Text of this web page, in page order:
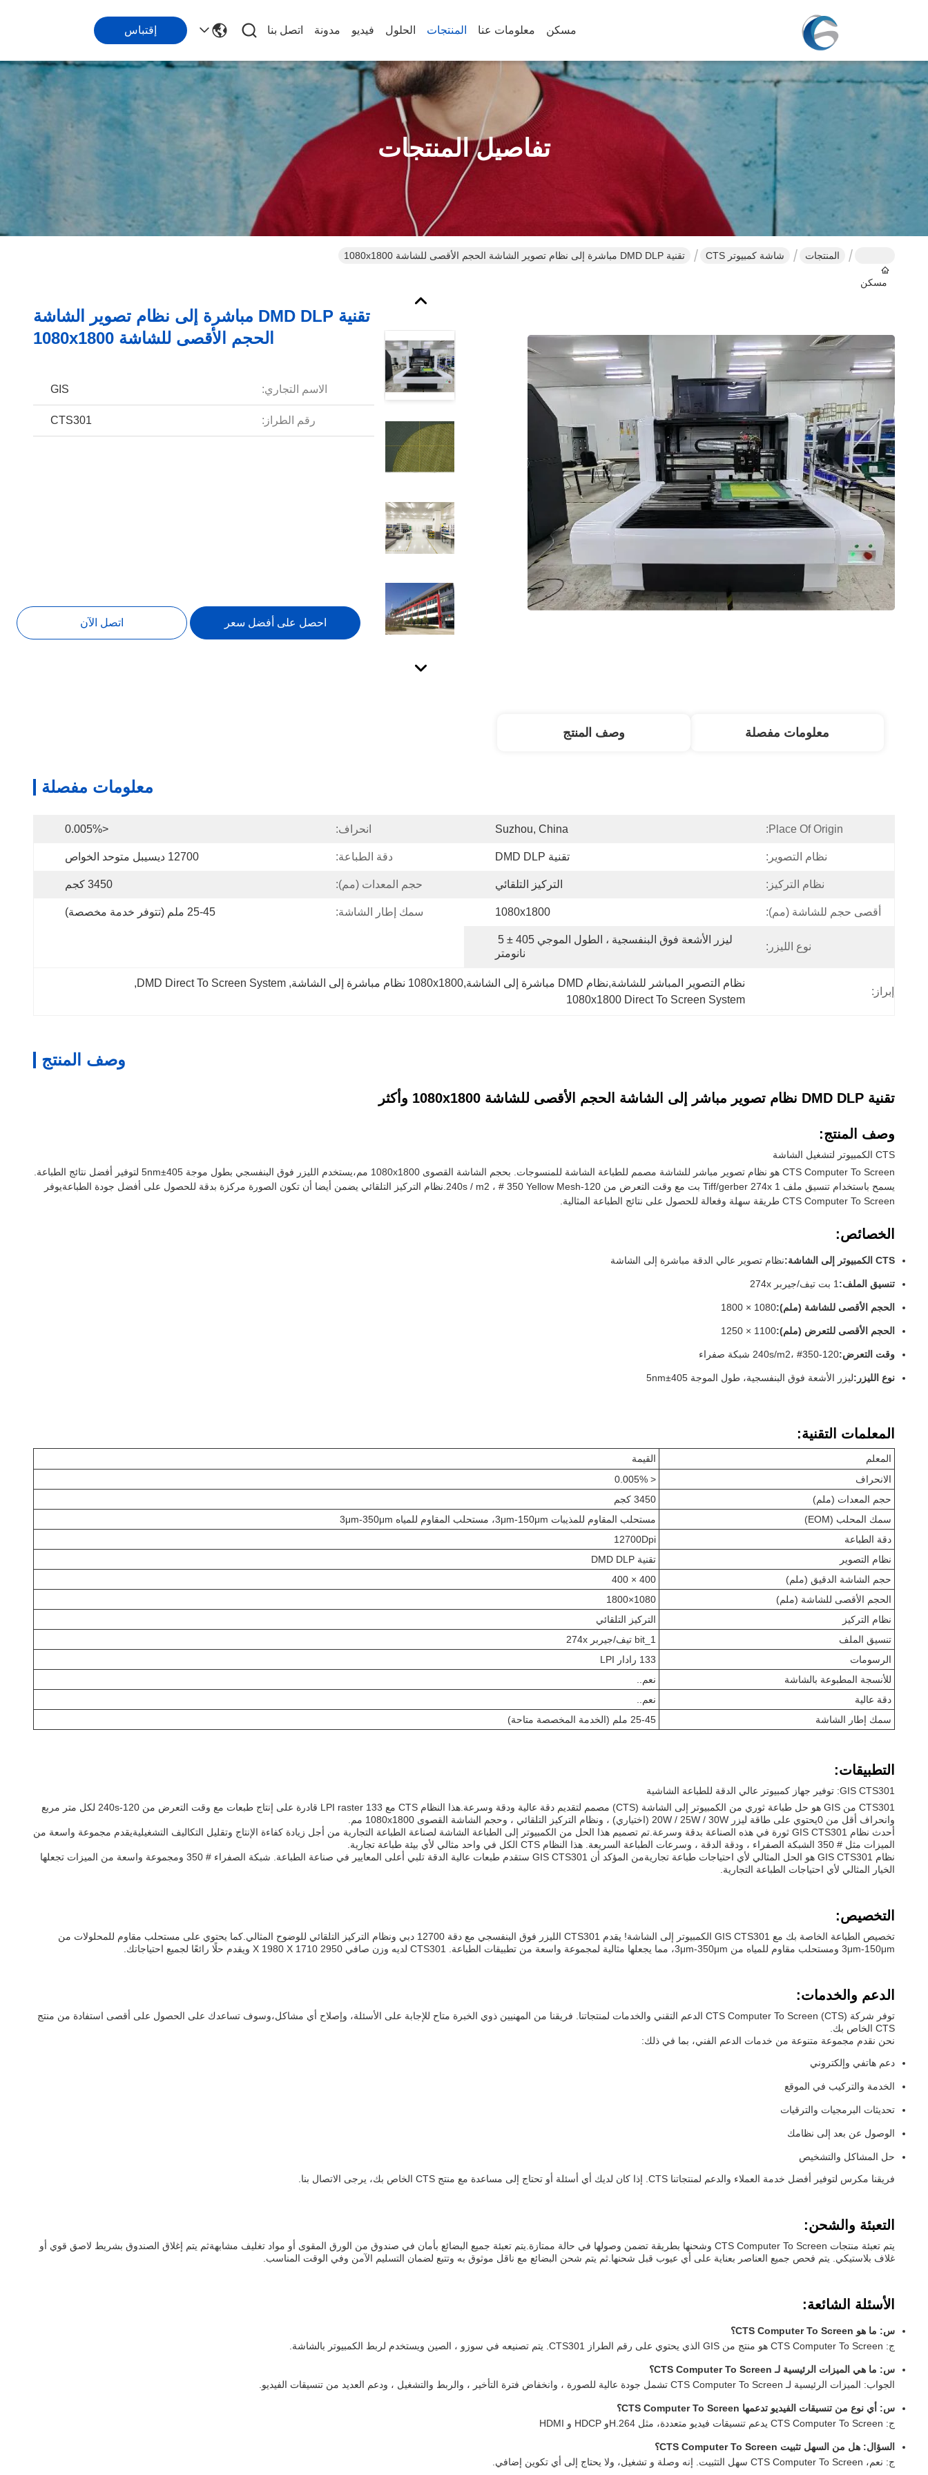
مسكن معلومات عنا المنتجات الحلول فيديو مدونة اتصل بنا إقتباس
تفاصيل المنتجات
مسكن
المنتجات شاشة كمبيوتر CTS تقنية DMD DLP مباشرة إلى نظام تصوير الشاشة الحجم الأقصى للشاشة 1080x1800
تقنية DMD DLP مباشرة إلى نظام تصوير الشاشة
الحجم الأقصى للشاشة 1080x1800
الاسم التجاري: GIS
رقم الطراز: CTS301
احصل على أفضل سعر اتصل الآن
معلومات مفصلة وصف المنتج
معلومات مفصلة
Place Of Origin:
Suzhou, China انحراف: <0.005%
نظام التصوير: تقنية DMD DLP دقة الطباعة: 12700 ديسيبل متوحد الخواص
نظام التركيز: التركيز التلقائي حجم المعدات (مم): 3450 كجم
أقصى حجم للشاشة (مم): 1080x1800 سمك إطار الشاشة: 25-45 ملم (تتوفر خدمة مخصصة)
نوع الليزر:
نانومتر
إبراز:
نظام التصوير المباشر للشاشة,نظام DMD مباشرة إلى الشاشة,1080x1800 نظام مباشرة إلى الشاشة ,
DMD Direct To Screen System
,
1080x1800 Direct To Screen System
وصف المنتج
تقنية DMD DLP نظام تصوير مباشر إلى الشاشة الحجم الأقصى للشاشة 1080x1800 وأكثر
وصف المنتج:
CTS الكمبيوتر لتشغيل الشاشة
CTS Computer To Screen هو نظام تصوير مباشر للشاشة مصمم للطباعة الشاشة للمنسوجات. بحجم الشاشة القصوى 1080x1800 مم،يستخدم الليزر فوق البنفسجي بطول موجة 405±5nm لتوفير أفضل نتائج الطباعة.
يسمح باستخدام تنسيق ملف Tiff/gerber 274x 1 بت مع وقت التعرض من 120-240s / m2 ، # 350 Yellow Mesh.نظام التركيز التلقائي يضمن أيضا أن تكون الصورة مركزة بدقة للحصول على أفضل جودة الطباعةيوفر
CTS Computer To Screen طريقة سهلة وفعالة للحصول على نتائج الطباعة المثالية.
الخصائص:
CTS الكمبيوتر إلى الشاشة: نظام تصوير عالي الدقة مباشرة إلى الشاشة
تنسيق الملف: 1 بت تيف/جيربر 274x
الحجم الأقصى للشاشة (ملم):1080 × 1800
الحجم الأقصى للتعرض (ملم):1100 × 1250
وقت التعرض:120-240s/m2، #350 شبكة صفراء
نوع الليزر:ليزر الأشعة فوق البنفسجية، طول الموجة 405±5nm
المعلمات التقنية:
المعلم
القيمة
الانحراف
< 0.005%
حجم المعدات (ملم)
3450 كجم
سمك المحلب (EOM)
مستحلب المقاوم للمذيبات 3μm-150μm، مستحلب المقاوم للمياه 3μm-350μm
دقة الطباعة
12700Dpi
نظام التصوير
تقنية DMD DLP
حجم الشاشة الدقيق (ملم)
400 × 400
الحجم الأقصى للشاشة (ملم)
1080×1800
نظام التركيز
التركيز التلقائي
تنسيق الملف
1_bit تيف/جيربر 274x
الرسومات
133 رادار LPI
للأنسجة المطبوعة بالشاشة
نعم..
دقة عالية
نعم..
سمك إطار الشاشة
25-45 ملم (الخدمة المخصصة متاحة)
التطبيقات:
GIS CTS301: توفير جهاز كمبيوتر عالي الدقة للطباعة الشاشية
CTS301 من GIS هو حل طباعة ثوري من الكمبيوتر إلى الشاشة (CTS) مصمم لتقديم دقة عالية ودقة وسرعة.هذا النظام CTS مع 133 LPI raster قادرة على إنتاج طبعات مع وقت التعرض من 120-240s لكل متر مربع
وانحراف أقل من 0يحتوي على طاقة ليزر 20W / 25W / 30W (اختياري) ، ونظام التركيز التلقائي ، وحجم الشاشة القصوى 1080x1800 مم.
أحدث نظام GIS CTS301 ثورة في هذه الصناعة بدقة وسرعة.تم تصميم هذا الحل من الكمبيوتر إلى الطباعة الشاشة لصناعة الطباعة التجارية من أجل زيادة كفاءة الإنتاج وتقليل التكاليف التشغيليةيقدم مجموعة واسعة من
الميزات مثل # 350 الشبكة الصفراء ، ودقة الدقة ، وسرعات الطباعة السريعة. هذا النظام CTS الكل في واحد مثالي لأي بيئة طباعة تجارية.
نظام GIS CTS301 هو الحل المثالي لأي احتياجات طباعة تجاريةمن المؤكد أن GIS CTS301 ستقدم طبعات عالية الدقة تلبي أعلى المعايير في صناعة الطباعة. شبكة الصفراء # 350 ومجموعة واسعة من الميزات تجعلها
الخيار المثالي لأي احتياجات الطباعة التجارية.
التخصيص:
تخصيص الطباعة الخاصة بك مع GIS CTS301 الكمبيوتر إلى الشاشة! يقدم CTS301 الليزر فوق البنفسجي مع دقة 12700 دبي ونظام التركيز التلقائي للوضوح المثالي.كما يحتوي على مستحلب مقاوم للمحلولات من
3μm-150μm ومستحلب مقاوم للمياه من 3μm-350μm، مما يجعلها مثالية لمجموعة واسعة من تطبيقات الطباعة. CTS301 لديه وزن صافي 2950 X 1980 X 1710 ويقدم حلًا رائعًا لجميع احتياجاتك.
الدعم والخدمات:
توفر شركة CTS Computer To Screen (CTS) الدعم التقني والخدمات لمنتجاتنا. فريقنا من المهنيين ذوي الخبرة متاح للإجابة على الأسئلة، وإصلاح أي مشاكل،وسوف تساعدك على الحصول على أقصى استفادة من منتج
CTS الخاص بك.
نحن نقدم مجموعة متنوعة من خدمات الدعم الفني، بما في ذلك:
دعم هاتفي وإلكتروني
الخدمة والتركيب في الموقع
تحديثات البرمجيات والترقيات
الوصول عن بعد إلى نظامك
حل المشاكل والتشخيص
فريقنا مكرس لتوفير أفضل خدمة العملاء والدعم لمنتجاتنا CTS. إذا كان لديك أي أسئلة أو تحتاج إلى مساعدة مع منتج CTS الخاص بك، يرجى الاتصال بنا.
التعبئة والشحن:
يتم تعبئة منتجات CTS Computer To Screen وشحنها بطريقة تضمن وصولها في حالة ممتازة.يتم تعبئة جميع البضائع بأمان في صندوق من الورق المقوى أو مواد تغليف مشابهةثم يتم إغلاق الصندوق بشريط لاصق قوي أو
غلاف بلاستيكي. يتم فحص جميع العناصر بعناية على أي عيوب قبل شحنها.ثم يتم شحن البضائع مع ناقل موثوق به وتتبع لضمان التسليم الآمن وفي الوقت المناسب.
الأسئلة الشائعة:
س: ما هو CTS Computer To Screen؟
ج: CTS Computer To Screen هو منتج من GIS الذي يحتوي على رقم الطراز CTS301. يتم تصنيعه في سوزو ، الصين ويستخدم لربط الكمبيوتر بالشاشة.
س: ما هي الميزات الرئيسية لـ CTS Computer To Screen؟
الجواب: الميزات الرئيسية لـ CTS Computer To Screen تشمل جودة عالية للصورة ، وانخفاض فترة التأخير ، والربط والتشغيل ، ودعم العديد من تنسيقات الفيديو.
س: أي نوع من تنسيقات الفيديو تدعمها CTS Computer To Screen؟
ج: CTS Computer To Screen يدعم تنسيقات فيديو متعددة، مثل H.264و HDCP و HDMI
السؤال: هل من السهل تثبيت CTS Computer To Screen؟
ج: نعم، CTS Computer To Screen سهل التثبيت. إنه وصلة و تشغيل، ولا يحتاج إلى أي تكوين إضافي.